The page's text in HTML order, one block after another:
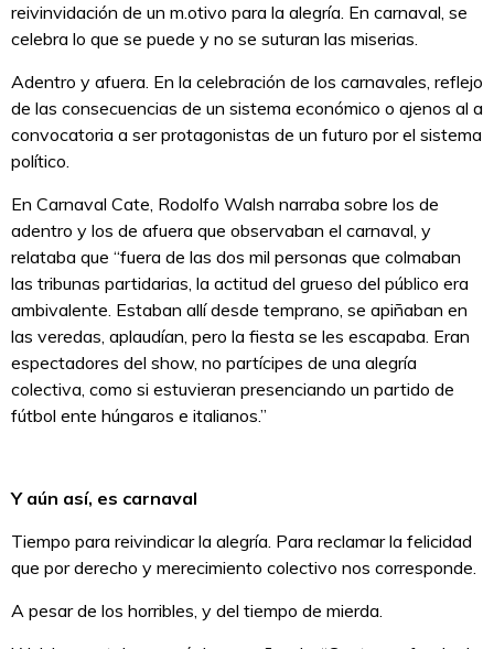
reivinvidación de un m.otivo para la alegría. En carnaval, se
celebra lo que se puede y no se suturan las miserias.
Adentro y afuera. En la celebración de los carnavales, reflejo
de las consecuencias de un sistema económico o ajenos al a
convocatoria a ser protagonistas de un futuro por el sistema
político.
En Carnaval Cate, Rodolfo Walsh narraba sobre los de
adentro y los de afuera que observaban el carnaval, y
relataba que “fuera de las dos mil personas que colmaban
las tribunas partidarias, la actitud del grueso del público era
ambivalente. Estaban allí desde temprano, se apiñaban en
las veredas, aplaudían, pero la fiesta se les escapaba. Eran
espectadores del show, no partícipes de una alegría
colectiva, como si estuvieran presenciando un partido de
fútbol ente húngaros e italianos.”
Y aún así, es carnaval
Tiempo para reivindicar la alegría. Para reclamar la felicidad
que por derecho y merecimiento colectivo nos corresponde.
A pesar de los horribles, y del tiempo de mierda.